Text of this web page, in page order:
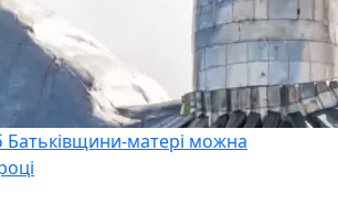
Батьківщини-матері можна